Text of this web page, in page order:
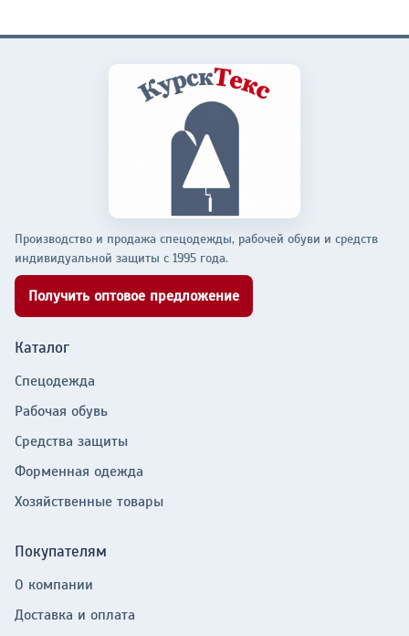
Производство и продажа спецодежды, рабочей обуви и средств
индивидуальной защиты с 1995 года.
Получить оптовое предложение
Каталог
Спецодежда
Рабочая обувь
Средства защиты
Форменная одежда
Хозяйственные товары
Покупателям
О компании
Доставка и оплата